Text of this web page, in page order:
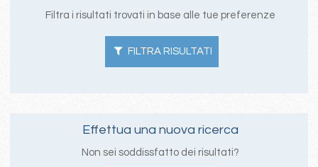
Filtra i risultati trovati in base alle tue preferenze
FILTRA RISULTATI
Effettua una nuova ricerca
Non sei soddissfatto dei risultati?